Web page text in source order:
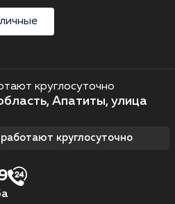
круглосуточно
Апатиты, улица
круглосуточно